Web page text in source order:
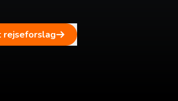
rejseforslag